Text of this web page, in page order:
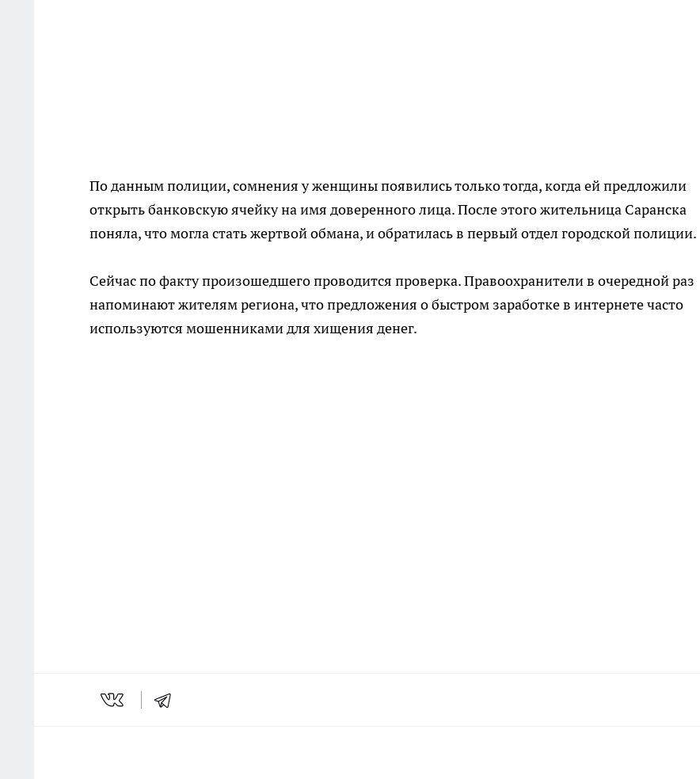
По данным полиции, сомнения у женщины появились только тогда, когда ей предложили
открыть банковскую ячейку на имя доверенного лица. После этого жительница Саранска
поняла, что могла стать жертвой обмана, и обратилась в первый отдел городской полиции.
Сейчас по факту произошедшего проводится проверка. Правоохранители в очередной раз
напоминают жителям региона, что предложения о быстром заработке в интернете часто
используются мошенниками для хищения денег.